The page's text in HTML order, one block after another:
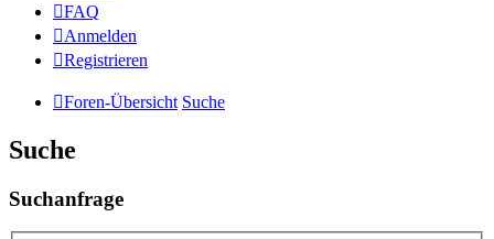
FAQ
Anmelden
Registrieren
Foren-Übersicht Suche
Suche
Suchanfrage